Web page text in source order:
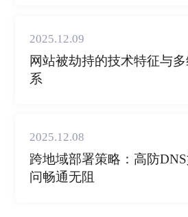
2025.12.09
网站被劫持的技术特征与
系
2025.12.08
跨地域部署策略：高防
问畅通无阻